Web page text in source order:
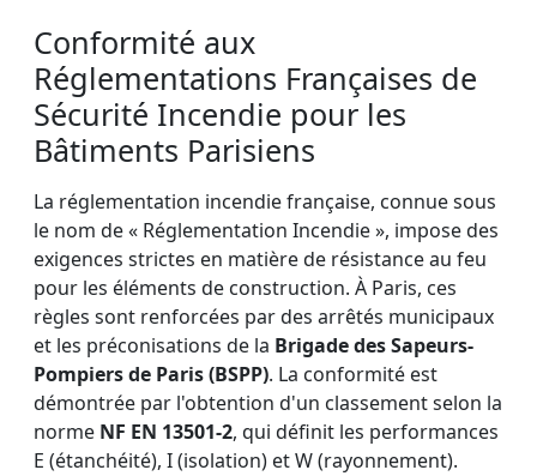
Conformité aux
Réglementations Françaises de
Sécurité Incendie pour les
Bâtiments Parisiens
La réglementation incendie française, connue sous
le nom de « Réglementation Incendie », impose des
exigences strictes en matière de résistance au feu
pour les éléments de construction. À Paris, ces
règles sont renforcées par des arrêtés municipaux
et les préconisations de la Brigade des Sapeurs-
Pompiers de Paris (BSPP). La conformité est
démontrée par l'obtention d'un classement selon la
norme NF EN 13501-2, qui définit les performances
E (étanchéité), I (isolation) et W (rayonnement).